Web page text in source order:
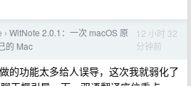
› WitNote 2.0.1：一次 macOS 原
的 Mac
12 小时 32
分钟前
的功能太多给人误导，这次我就弱化了